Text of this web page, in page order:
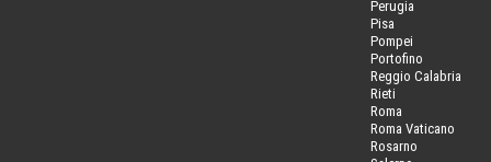
Perugia
Pisa
Pompei
Portofino
Reggio Calabria
Rieti
Roma
Roma Vaticano
Rosarno